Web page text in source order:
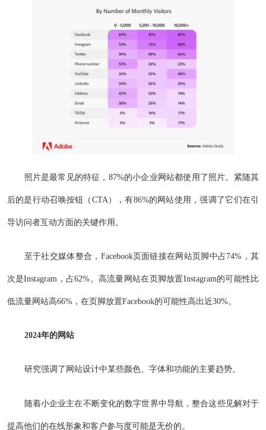
照片是最常见的特征，87%的小企业网站都使用了照片。紧随其
后的是行动召唤按钮（CTA），有86%的网站使用，强调了它们在引
导访问者互动方面的关键作用。
至于社交媒体整合，Facebook页面链接在网站页脚中占74%，其
次是Instagram，占62%。高流量网站在页脚放置Instagram的可能性比
低流量网站高66%，在页脚放置Facebook的可能性高出近30%。
2024年的网站
研究强调了网站设计中某些颜色、字体和功能的主要趋势。
随着小企业主在不断变化的数字世界中导航，整合这些见解对于
提高他们的在线形象和客户参与度可能是无价的。